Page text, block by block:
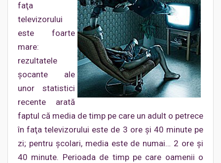
faţa
televizorului
este foarte
mare:
rezultatele
şocante ale
unor statistici
recente arată
faptul că media de timp pe care un adult o petrece
în faţa televizorului este de 3 ore şi 40 minute pe
zi; pentru şcolari, media este de numai… 2 ore şi
40 minute. Perioada de timp pe care oamenii o